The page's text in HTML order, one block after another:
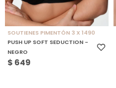
SOUTIENES PIMENTÓN 3 X 1490
PUSH UP SOFT SEDUCTION -
NEGRO
$ 649